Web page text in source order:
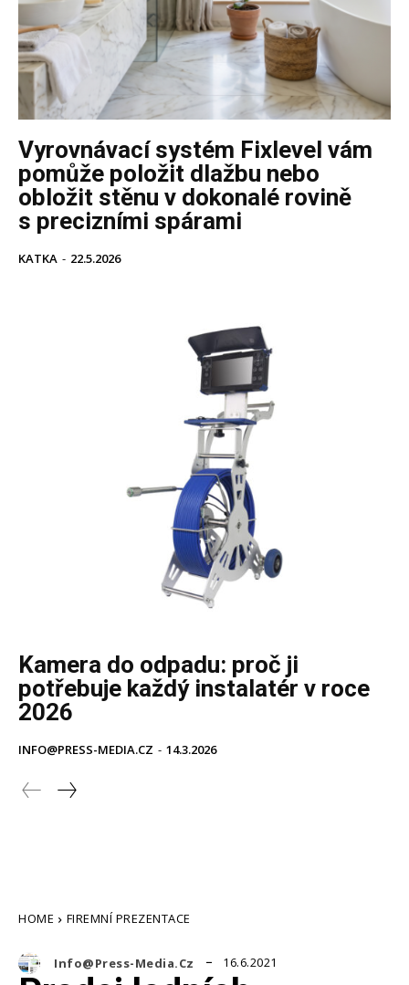
Vyrovnávací systém Fixlevel vám
pomůže položit dlažbu nebo
obložit stěnu v dokonalé rovině
s precizními spárami
KATKA - 22.5.2026
Kamera do odpadu: proč ji
potřebuje každý instalatér v roce
2026
INFO@PRESS-MEDIA.CZ - 14.3.2026